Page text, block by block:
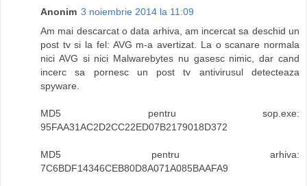
Anonim 3 noiembrie 2014 la 11:09
Am mai descarcat o data arhiva, am incercat sa deschid un
post tv si la fel: AVG m-a avertizat. La o scanare normala
nici AVG si nici Malwarebytes nu gasesc nimic, dar cand
incerc sa pornesc un post tv antivirusul detecteaza
spyware.
MD5 pentru sop.exe:
95FAA31AC2D2CC22ED07B2179018D372
MD5 pentru arhiva:
7C6BDF14346CEB80D8A071A085BAAFA9